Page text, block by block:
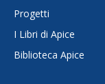
Progetti
I Libri di Apice
Biblioteca Apice